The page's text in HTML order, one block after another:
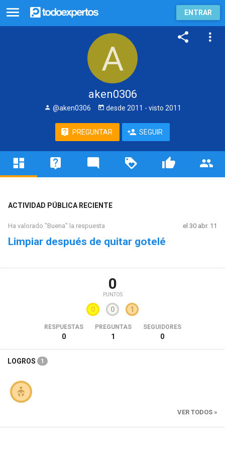
ENTRAR
aken0306
@aken0306 desde 2011 - visto 2011
PREGUNTAR SEGUIR
ACTIVIDAD PÚBLICA RECIENTE
Ha valorado "Buena" la respuesta el 30 abr. 11
Limpiar después de quitar gotelé
0
PUNTOS
0 0 1
RESPUESTAS
0
PREGUNTAS
1
SEGUIDORES
0
LOGROS 1
VER TODOS »